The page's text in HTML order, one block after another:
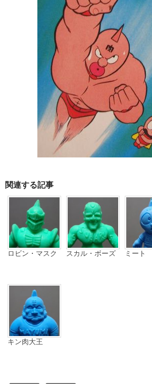
関連する記事
ロビン・マスク スカル・ボーズ ミート
キン肉大王